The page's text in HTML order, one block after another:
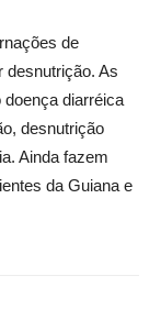
de
desnutrição. As
diarréica
desnutrição
Ainda fazem
da Guiana e